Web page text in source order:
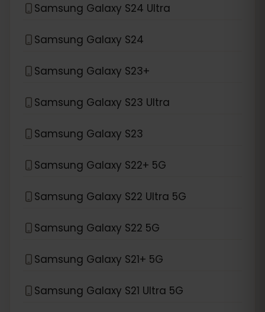
Samsung Galaxy S24 Ultra
Samsung Galaxy S24
Samsung Galaxy S23+
Samsung Galaxy S23 Ultra
Samsung Galaxy S23
Samsung Galaxy S22+ 5G
Samsung Galaxy S22 Ultra 5G
Samsung Galaxy S22 5G
Samsung Galaxy S21+ 5G
Samsung Galaxy S21 Ultra 5G